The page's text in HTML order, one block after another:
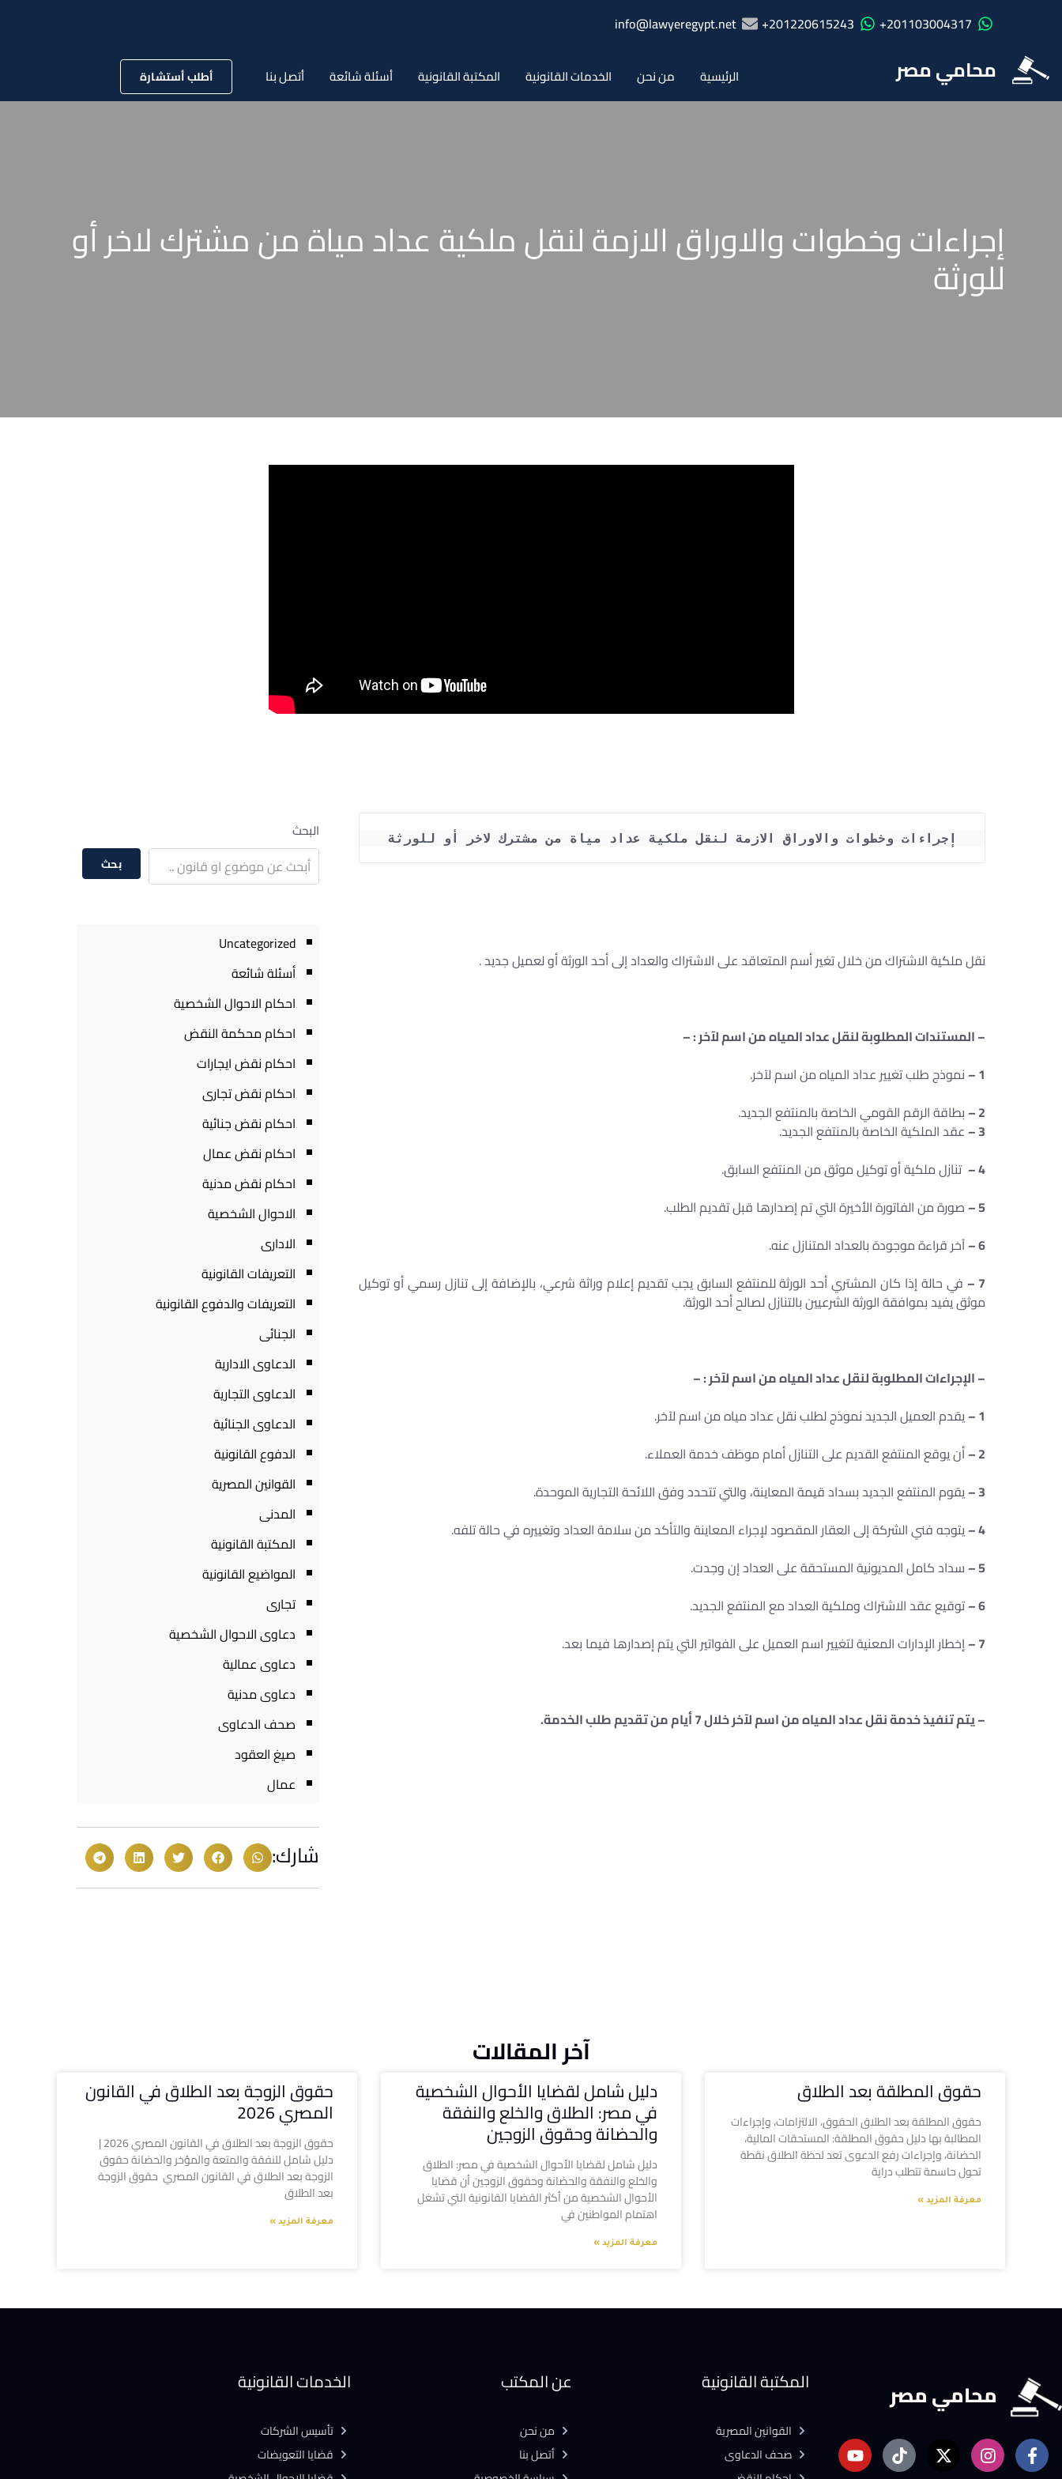
201103004317+
201220615243+
info@lawyeregypt.net
محامي مصر الرئيسية من نحن الخدمات القانونية المكتبة القانونية أسئلة شائعة أتصل بنا أطلب أستشارة
إجراءات وخطوات والاوراق الازمة لنقل ملكية عداد مياة من مشترك لاخر أو
للورثة
إجراءات وخطوات والاوراق الازمة لنقل ملكية عداد مياة من مشترك لاخر أو للورثة
نقل ملكية الاشتراك من خلال تغير أسم المتعاقد على الاشتراك والعداد إلى أحد الورثة أو لعميل جديد .
– المستندات المطلوبة لنقل عداد المياه من اسم لآخر : –
1 –
نموذج طلب تغيير عداد المياه من اسم لآخر.
2 –
بطاقة الرقم القومي الخاصة بالمنتفع الجديد.
3 –
عقد الملكية الخاصة بالمنتفع الجديد.
4 –
تنازل ملكية أو توكيل موثق من المنتفع السابق.
5 – صورة من الفاتورة الأخيرة التي تم إصدارها قبل تقديم الطلب.
6 – آخر قراءة موجودة بالعداد المتنازل عنه.
7 – في حالة إذا كان المشتري أحد الورثة للمنتفع السابق يجب تقديم إعلام وراثة شرعي، بالإضافة إلى تنازل رسمي أو توكيل
موثق يفيد بموافقة الورثة الشرعيين بالتنازل لصالح أحد الورثة.
– الإجراءات المطلوبة لنقل عداد المياه من اسم لآخر : –
1 – يقدم العميل الجديد نموذج لطلب نقل عداد مياه من اسم لآخر.
2 – أن يوقع المنتفع القديم على التنازل أمام موظف خدمة العملاء.
3 – يقوم المنتفع الجديد بسداد قيمة المعاينة، والتي تتحدد وفق اللائحة التجارية الموحدة.
4 – يتوجه فني الشركة إلى العقار المقصود لإجراء المعاينة والتأكد من سلامة العداد وتغييره في حالة تلفه.
5 – سداد كامل المديونية المستحقة على العداد إن وجدت.
6 – توقيع عقد الاشتراك وملكية العداد مع المنتفع الجديد.
7 – إخطار الإدارات المعنية لتغيير اسم العميل على الفواتير التي يتم إصدارها فيما بعد.
– يتم تنفيذ خدمة نقل عداد المياه من اسم لآخر خلال 7 أيام من تقديم طلب الخدمة.
البحث
بحث
Uncategorized
أسئلة شائعة
احكام الاحوال الشخصية
احكام محكمة النقض
احكام نقض ايجارات
احكام نقض تجارى
احكام نقض جنائية
احكام نقض عمال
احكام نقض مدنية
الاحوال الشخصية
الادارى
التعريفات القانونية
التعريفات والدفوع القانونية
الجنائى
الدعاوى الادارية
الدعاوى التجارية
الدعاوى الجنائية
الدفوع القانونية
القوانين المصرية
المدنى
المكتبة القانونية
المواضيع القانونية
تجارى
دعاوى الاحوال الشخصية
دعاوى عمالية
دعاوى مدنية
صحف الدعاوى
صيغ العقود
عمال
شارك:
آخر المقالات
حقوق المطلقة بعد الطلاق
حقوق المطلقة بعد الطلاق الحقوق، الالتزامات، وإجراءات
المطالبة بها دليل حقوق المطلقة: المستحقات المالية،
الحضانة، وإجراءات رفع الدعوى تعد لحظة الطلاق نقطة
تحول حاسمة تتطلب دراية
معرفة المزيد »
دليل شامل لقضايا الأحوال الشخصية
في مصر: الطلاق والخلع والنفقة
والحضانة وحقوق الزوجين
دليل شامل لقضايا الأحوال الشخصية في مصر: الطلاق
والخلع والنفقة والحضانة وحقوق الزوجين أن قضايا
الأحوال الشخصية من أكثر القضايا القانونية التي تشغل
اهتمام المواطنين في
معرفة المزيد »
حقوق الزوجة بعد الطلاق في القانون
المصري 2026
حقوق الزوجة بعد الطلاق في القانون المصري 2026 |
دليل شامل للنفقة والمتعة والمؤخر والحضانة حقوق
الزوجة بعد الطلاق في القانون المصري حقوق الزوجة
بعد الطلاق
معرفة المزيد »
محامي مصر المكتبة القانونية
القوانين المصرية
صحف الدعاوى
عن المكتب
من نحن
أتصل بنا
الخدمات القانونية
تأسيس الشركات
قضايا التعويضات